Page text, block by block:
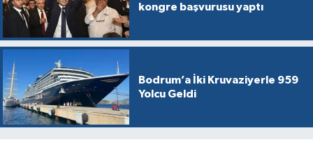
kongre başvurusu yaptı
Bodrum’a İki Kruvaziyerle 959
Yolcu Geldi